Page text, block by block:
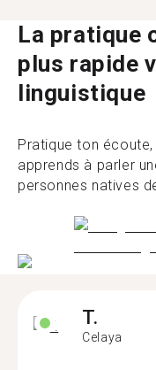
La pratique
plus rapide
linguistique
Pratique ton
apprends à parler
personnes natives
T.
Celaya